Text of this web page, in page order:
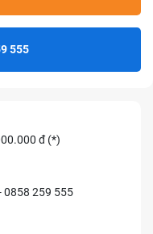
555
đ (*)
0858 259 555